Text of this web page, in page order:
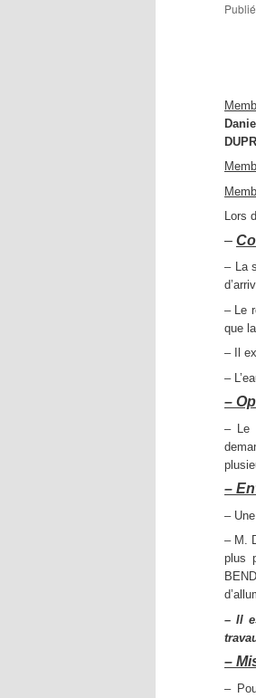
Lors
–
– La
– Le
que
– Il
–
–
– Le
–
–
– M.
plus
– Il
–
–